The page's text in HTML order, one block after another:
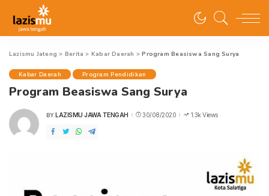
Lazismu Jateng > Berita > Kabar Daerah >Program Beasiswa Sang Surya
Kabar Daerah Program Pendidikan
Program Beasiswa Sang Surya
POSTED
BY LAZISMU JAWA TENGAH 30/08/2020 1.3k Views